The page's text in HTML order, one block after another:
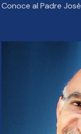
Conoce al Padre José